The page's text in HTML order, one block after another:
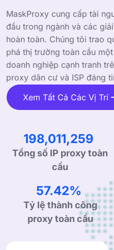
MaskProxy cung cấp tài
đầu trong ngành và các
hoàn toàn. Chúng tôi trao
phá thị trường toàn cầu
doanh nghiệp cạnh tranh
proxy dân cư và ISP đáng
Xem Tất Cả Các Vị Trí
344,452,986
Tổng số IP proxy toàn
cầu
99.90%
Tỷ lệ thành công
proxy toàn cầu